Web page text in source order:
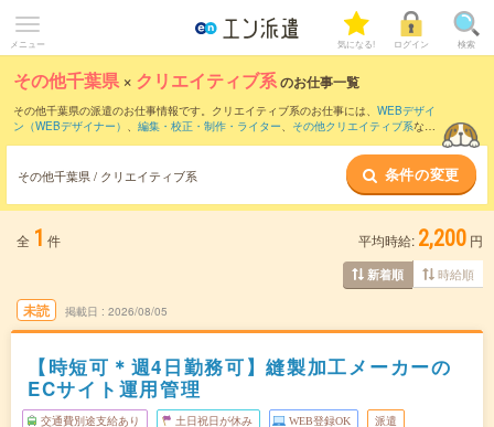
メニュー 気になる! ログイン 検索
その他千葉県 × クリエイティブ系のお仕事一覧
その他千葉県の派遣のお仕事情報です。クリエイティブ系のお仕事には、 WEBデザイ
ン（WEBデザイナー） 、 編集・校正・制作・ライター、 その他クリエイティブ系など
その他千葉県 / クリエイティブ系 条件の変更
全 1 件 平均時給: 2,200 円
新着順 時給順
未読 掲載日 2026/08/05
【時短可＊週4日勤務可】縫製加工メーカーの
ECサイト運用管理
交通費別途支給あり 土日祝日が休み WEB登録OK 派遣